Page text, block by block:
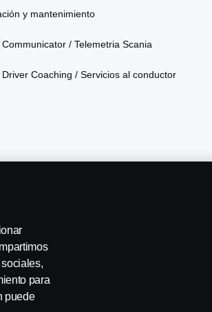
y mantenimiento
/ Telemetria Scania
Coaching / Servicios al conductor
Integral
para
puede